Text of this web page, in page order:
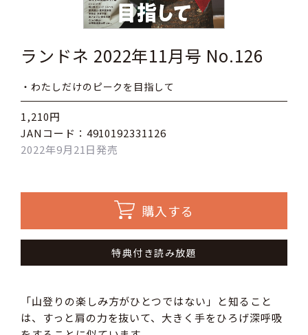
ランドネ 2022年11月号 No.126
・わたしだけのピークを目指して
1,210円
JANコード：4910192331126
2022年9月21日発売
購入する
特典付き読み放題
「山登りの楽しみ方がひとつではない」と知ること
は、すっと肩の力を抜いて、大きく手をひろげ深呼吸